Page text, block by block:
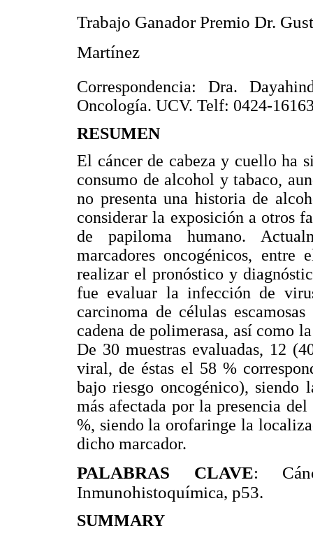
Trabajo Ganador Premio Dr.
Martínez
Correspondencia: Dra.
Oncología. UCV. Telf: 0424-
RESUMEN
El cáncer de cabeza y cuello ha
consumo de alcohol y tabaco,
no presenta una historia de
considerar la exposición a otros
de papiloma humano.
marcadores oncogénicos,
realizar el pronóstico y
fue evaluar la infección de
carcinoma de células
cadena de polimerasa, así como
De 30 muestras evaluadas, 12
viral, de éstas el 58 %
bajo riesgo oncogénico), siendo
más afectada por la presencia
%, siendo la orofaringe la
dicho marcador.
PALABRAS CLAVE:
Inmunohistoquímica, p53.
SUMMARY